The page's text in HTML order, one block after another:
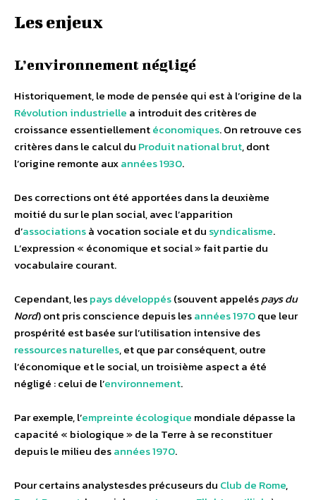
Les enjeux
L’environnement négligé
Historiquement, le mode de pensée qui est à l’origine de la
Révolution industrielle a introduit des critères de
croissance essentiellementéconomiques. On retrouve ces
critères dans le calcul du Produit national brut, dont
l’origine remonte auxannées 1930.
Des corrections ont été apportées dans la deuxième
moitié du sur le plan social, avec l’apparition
d’associationsà vocation sociale et du syndicalisme.
L’expression « économique et social » fait partie du
vocabulaire courant.
Cependant, lespays développés(souvent appeléspays du
Nord) ont pris conscience depuis lesannées 1970que leur
prospérité est basée sur l’utilisation intensive des
ressources naturelles, et que par conséquent, outre
l’économique et le social, un troisième aspect a été
négligé : celui de l’environnement.
Par exemple, l’empreinte écologique mondiale dépasse la
capacité « biologique » de la Terre à se reconstituer
depuis le milieu desannées 1970.
Pour certains analystesdes précuseurs du Club de Rome,